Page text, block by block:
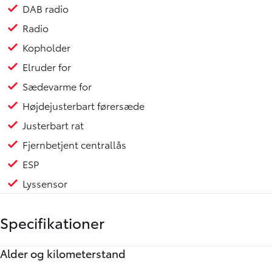
DAB radio
Radio
Kopholder
Elruder for
Sædevarme for
Højdejusterbart førersæde
Justerbart rat
Fjernbetjent centrallås
ESP
Lyssensor
Specifikationer
Alder og kilometerstand
Motor og ydelse
Elektriske egenskaber
Rummelighed og mål
Økonomi
Annoncedata